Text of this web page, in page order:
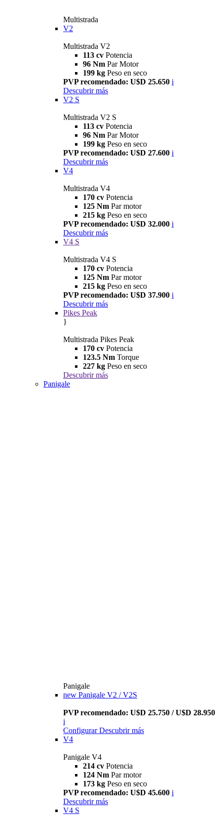
Multistrada
V2
Multistrada V2
113 cv Potencia
96 Nm Par Motor
199 kg Peso en seco
PVP recomendado: U$D 25.650 i
Descubrir más
V2 S
Multistrada V2 S
113 cv Potencia
96 Nm Par Motor
199 kg Peso en seco
PVP recomendado: U$D 27.600 i
Descubrir más
V4
Multistrada V4
170 cv Potencia
125 Nm Par motor
215 kg Peso en seco
PVP recomendado: U$D 32.000 i
Descubrir más
V4 S
Multistrada V4 S
170 cv Potencia
125 Nm Par motor
215 kg Peso en seco
PVP recomendado: U$D 37.900 i
Descubrir más
Pikes Peak
}
Multistrada Pikes Peak
170 cv Potencia
123.5 Nm Torque
227 kg Peso en seco
Descubrir más
Panigale
Panigale
new Panigale V2 / V2S
PVP recomendado: U$D 25.750 / U$D 28.950
i
Configurar Descubrir más
V4
Panigale V4
214 cv Potencia
124 Nm Par motor
173 kg Peso en seco
PVP recomendado: U$D 45.600 i
Descubrir más
V4 S